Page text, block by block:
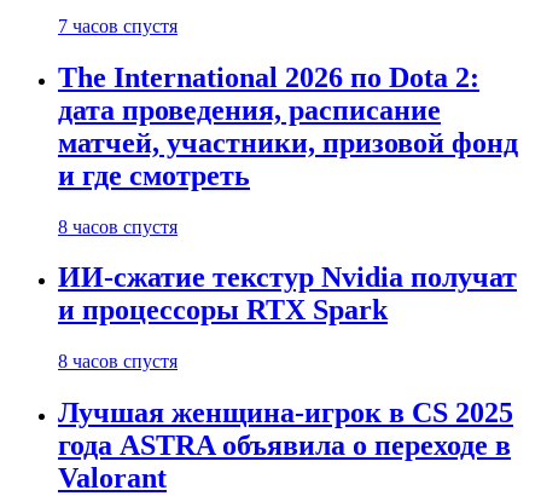
7 часов спустя
The International 2026 по Dota 2:
дата проведения, расписание
матчей, участники, призовой фонд
и где смотреть
8 часов спустя
ИИ-сжатие текстур Nvidia получат
и процессоры RTX Spark
8 часов спустя
Лучшая женщина-игрок в CS 2025
года ASTRA объявила о переходе в
Valorant